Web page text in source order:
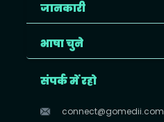
जानकारी
भाषा चुने
संपर्क में रहो
connect@gomedii.com